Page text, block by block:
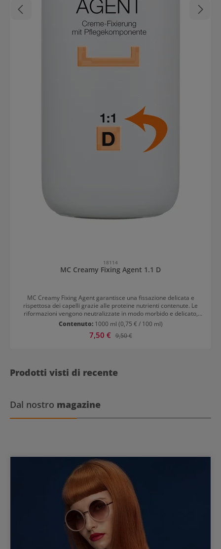
18114
MC Creamy Fixing Agent 1.1 D
MC Creamy Fixing Agent garantisce una fissazione delicata e
rispettosa dei capelli grazie alle proteine nutrienti contenute. Le
riformazioni vengono neutralizzate in modo morbido e delicato,
mantenendo un pH naturale. Risultato: pH naturale per i capelli
Capelli strutturati e fissati
Contenuto: 1000 ml (0,75 € / 100 ml)
Prezzo di vendita:
7,50 € Prezzo normale:
9,50 €
Prodotti visti di recente
Dal nostro magazine